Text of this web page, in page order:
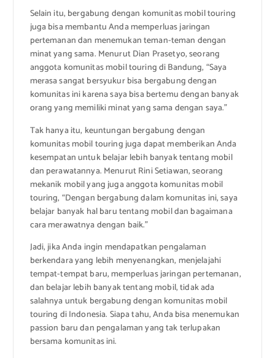
Selain itu, bergabung dengan komunitas mobil touring
juga bisa membantu Anda memperluas jaringan
pertemanan dan menemukan teman-teman dengan
minat yang sama. Menurut Dian Prasetyo, seorang
anggota komunitas mobil touring di Bandung, “Saya
merasa sangat bersyukur bisa bergabung dengan
komunitas ini karena saya bisa bertemu dengan banyak
orang yang memiliki minat yang sama dengan saya.”
Tak hanya itu, keuntungan bergabung dengan
komunitas mobil touring juga dapat memberikan Anda
kesempatan untuk belajar lebih banyak tentang mobil
dan perawatannya. Menurut Rini Setiawan, seorang
mekanik mobil yang juga anggota komunitas mobil
touring, “Dengan bergabung dalam komunitas ini, saya
belajar banyak hal baru tentang mobil dan bagaimana
cara merawatnya dengan baik.”
Jadi, jika Anda ingin mendapatkan pengalaman
berkendara yang lebih menyenangkan, menjelajahi
tempat-tempat baru, memperluas jaringan pertemanan,
dan belajar lebih banyak tentang mobil, tidak ada
salahnya untuk bergabung dengan komunitas mobil
touring di Indonesia. Siapa tahu, Anda bisa menemukan
passion baru dan pengalaman yang tak terlupakan
bersama komunitas ini.